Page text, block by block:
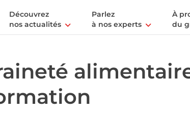
Découvrez
nos actualités
Parlez
à nos experts
À
du